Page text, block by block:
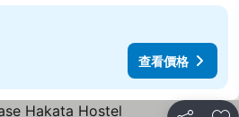
查看價格